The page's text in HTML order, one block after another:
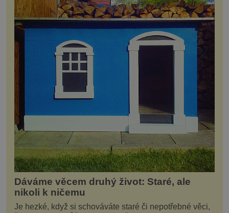
Dáváme věcem druhý život: Staré, ale
nikoli k ničemu
Je hezké, když si schováváte staré či nepotřebné věci,